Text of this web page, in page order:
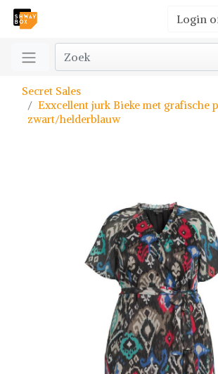
Login
Secret Sales
Exxcellent jurk Bieke met grafische
zwart/helderblauw